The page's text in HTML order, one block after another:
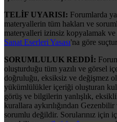
TELİF UYARISI: Forumlarda
materyallerin tüm hakları ve
materyalleri izinsiz kopyalamak
Sanat Eserleri Yasası'na göre
SORUMLULUK REDDİ:
oluşturduğu tüm yazılı ve görsel
doğruluğu, eksiksiz ve değişmez
yükümlülükler içeriği oluşturan
görüş ve bilgilerin yanlışlık,
kurallara aykırılığından
sorumlu değildir. Sorularınız için